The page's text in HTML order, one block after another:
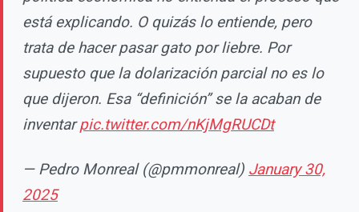
está explicando. O quizás lo entiende, pero
trata de hacer pasar gato por liebre. Por
supuesto que la dolarización parcial no es lo
que dijeron. Esa “definición” se la acaban de
inventarpic.twitter.com/nKjMgRUCDt
— Pedro Monreal (@pmmonreal) January 30,
2025